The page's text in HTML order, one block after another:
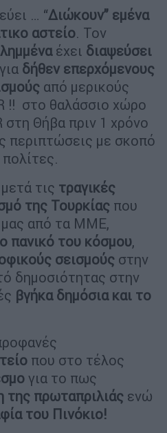
… “Διώκουν” εμένα
αστείο. Τον
έχει διαψεύσει
για δήθεν επερχόμενους
από μερικούς
!! στο θαλάσσιο χώρο
στη Θήβα πριν 1 χρόνο
περιπτώσεις με σκοπό
τις τραγικές
της Τουρκίας που
μας από τα ΜΜΕ,
πανικό του κόσμου,
σεισμούς στην
δημοσιότητας στην
βγήκα δημόσια και το
που στο τέλος
για το πως
της πρωταπριλιάς ενώ
του Πινόκιο!